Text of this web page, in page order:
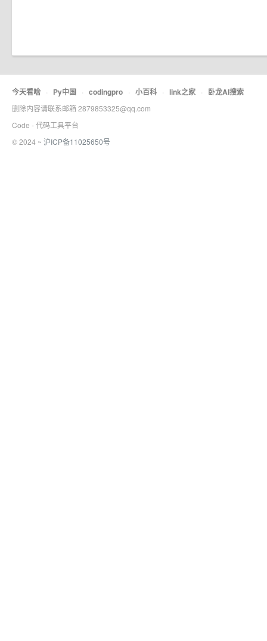
今天看啥 · Py中国 · codingpro · 小百科 · link之家 · 卧龙AI搜索
删除内容请联系邮箱 2879853325@qq.com
Code - 代码工具平台
© 2024 ~ 沪ICP备11025650号